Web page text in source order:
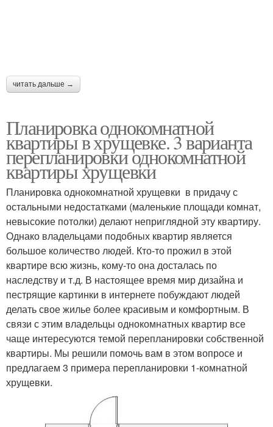
читать дальше →
Планировка однокомнатной
квартиры в хрущевке. 3 варианта
перепланировки однокомнатной
квартиры хрущевки
Планировка однокомнатной хрущевки в придачу с
остальными недостатками (маленькие площади комнат,
невысокие потолки) делают неприглядной эту квартиру.
Однако владельцами подобных квартир является
большое количество людей. Кто-то прожил в этой
квартире всю жизнь, кому-то она досталась по
наследству и т.д. В настоящее время мир дизайна и
пестрящие картинки в интернете побуждают людей
делать свое жилье более красивым и комфортным. В
связи с этим владельцы однокомнатных квартир все
чаще интересуются темой перепланировки собственной
квартиры. Мы решили помочь вам в этом вопросе и
предлагаем 3 примера перепланировки 1-комнатной
хрущевки.